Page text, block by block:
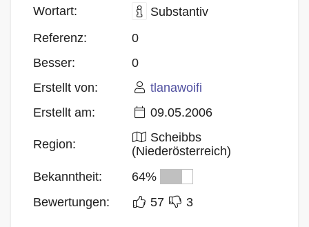
Hitparade
Blog
Wortart:
Substantiv
Referenz:
0
Besser:
0
Erstellt von:
tlanawoifi
Erstellt am:
09.05.2006
Region:
Scheibbs
(Niederösterreich)
Bekanntheit:
64%
Bewertungen:
57 3